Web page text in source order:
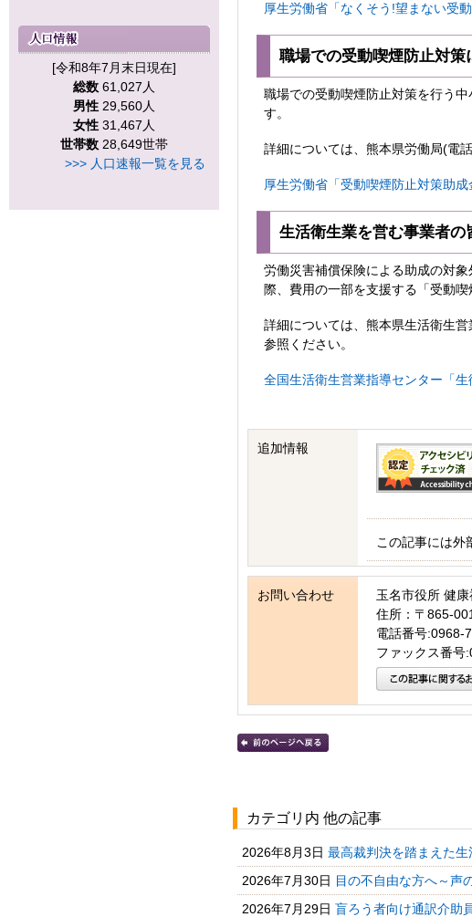
[令和8年7月末日現在]
総数 61,027人
男性 29,560人
女性 31,467人
世帯数 28,649世帯
>>> 人口速報一覧を見る
厚生労働省「なくそう!望まない受
職場での受動喫煙防止対策
職場での受動喫煙防止対策を行う
す。
詳細については、熊本県労働局(電
厚生労働省「受動喫煙防止対策助
生活衛生業を営む事業者の
労働災害補償保険による助成の対
際、費用の一部を支援する「受動
詳細については、熊本県生活衛生
参照ください。
全国生活衛生営業指導センター「
追加情報
この記事には外
お問い合わせ
玉名市役所 健
住所：〒865-
電話番号:0968-
ファックス番号
カテゴリ内 他の記事
2026年8月3日 最高裁判決を踏まえた生
2026年7月30日 目の不自由な方へ～声
2026年7月29日 盲ろう者向け通訳介助